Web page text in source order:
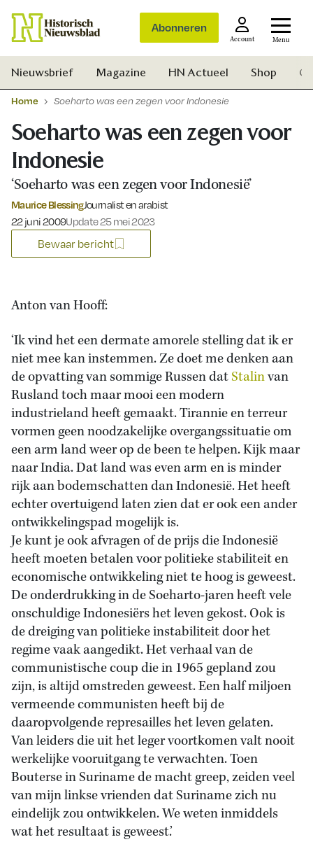
Abonneren
Account Menu
Nieuwsbrief Magazine HN Actueel Shop
Home Soeharto was een zegen voor Indonesie
Soeharto was een zegen voor
Indonesie
‘Soeharto was een zegen voor Indonesië’
Maurice BlessingJournalist en arabist
Gepubliceerd op:
22 juni 2009Update 25 mei 2023
Bewaar bericht
Anton van Hooff:
‘Ik vind het een dermate amorele stelling dat ik er
niet mee kan instemmen. Ze doet me denken aan
de opvatting van sommige Russen datStalinvan
Rusland toch maar mooi een modern
industrieland heeft gemaakt. Tirannie en terreur
vormen geen noodzakelijke overgangssituatie om
een arm land weer op de been te helpen. Kijk maar
naar India. Dat land was even arm en is minder
rijk aan bodemschatten dan Indonesië. Het heeft
echter overtuigend laten zien dat er ook een ander
ontwikkelingspad mogelijk is.
Je kunt je ook afvragen of de prijs die Indonesië
heeft moeten betalen voor politieke stabiliteit en
economische ontwikkeling niet te hoog is geweest.
De onderdrukking in de Soeharto-jaren heeft vele
onschuldige Indonesiërs het leven gekost. Ook is
de dreiging van politieke instabiliteit door het
regime vaak aangedikt. Het verhaal van de
communistische coup die in 1965 gepland zou
zijn, is altijd omstreden geweest. Een half miljoen
vermeende communisten heeft bij de
daaropvolgende represailles het leven gelaten.
Van leiders die uit het leger voortkomen valt nooit
werkelijke vooruitgang te verwachten. Toen
Bouterse in Suriname de macht greep, zeiden veel
van mijn linkse vrienden dat Suriname zich nu
eindelijk zou ontwikkelen. We weten inmiddels
wat het resultaat is geweest.’